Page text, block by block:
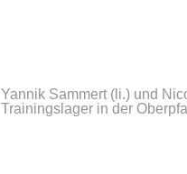
Yannik Sammert (li.) und
Trainingslager in der